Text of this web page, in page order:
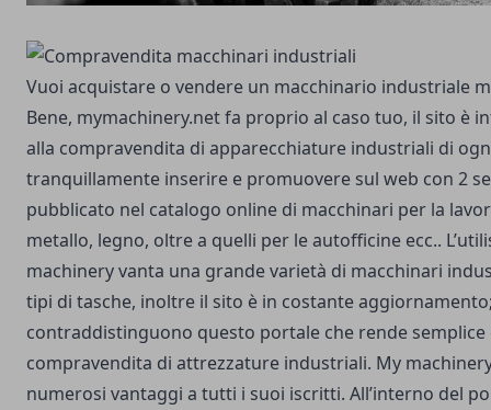
Vuoi acquistare o vendere un macchinario industriale
Bene, mymachinery.net fa proprio al caso tuo, il sito è
alla compravendita di apparecchiature industriali di
tranquillamente inserire e promuovere sul web con 2
pubblicato nel catalogo online di macchinari per la
metallo, legno, oltre a quelli per le autofficine ecc..
machinery vanta una grande varietà di macchinari
tipi di tasche, inoltre il sito è in costante
contraddistinguono questo portale che rende semplice
compravendita di attrezzature industriali. My
numerosi vantaggi a tutti i suoi iscritti. All’interno del